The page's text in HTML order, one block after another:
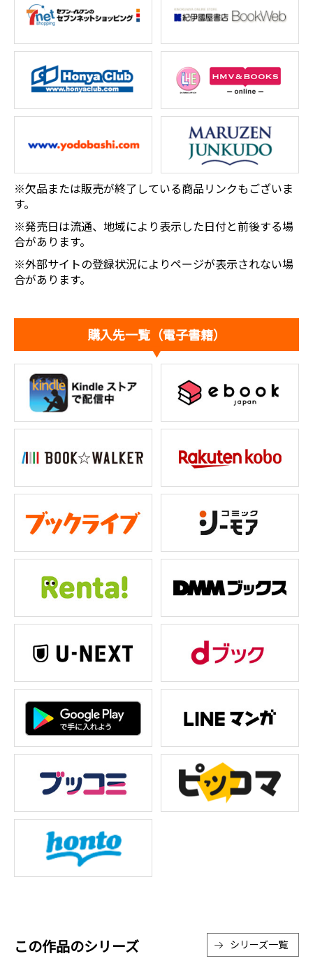
※欠品または販売が終了している商品リンクもございま
す。
※発売日は流通、地域により表示した日付と前後する場
合があります。
※外部サイトの登録状況によりページが表示されない場
合があります。
購入先一覧（電子書籍）
この作品のシリーズ シリーズ一覧